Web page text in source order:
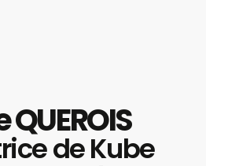
de Kube